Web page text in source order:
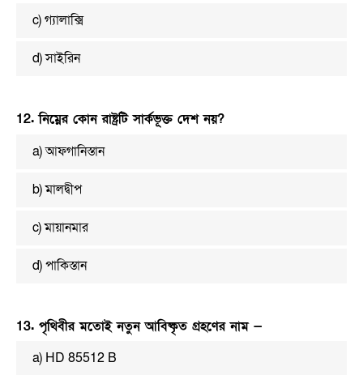
c) গ্যালাক্সি
d) সাইরিন
12. নিম্নের কোন রাষ্ট্রটি সার্কভূক্ত দেশ নয়?
a) আফগানিস্তান
b) মালদ্বীপ
c) মায়ানমার
d) পাকিস্তান
13. পৃথিবীর মতোই নতুন আবিষ্কৃত গ্রহণের নাম —
a) HD 85512 B